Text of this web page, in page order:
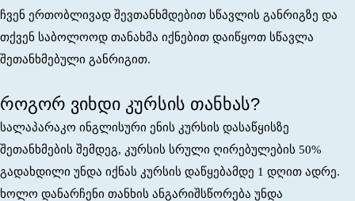
ჩვენ ერთობლივად შევთანხმდებით სწავლის განრიგზე და
თქვენ საბოლოოდ თანახმა იქნებით დაიწყოთ სწავლა
შეთანხმებული განრიგით.
როგორ ვიხდი კურსის თანხას?
სალაპარაკო ინგლისური ენის კურსის დასაწყისზე
შეთანხმების შემდეგ, კურსის სრული ღირებულების 50%
გადახდილი უნდა იქნას კურსის დაწყებამდე 1 დღით ადრე.
ხოლო დანარჩენი თანხის ანგარიშსწორება უნდა